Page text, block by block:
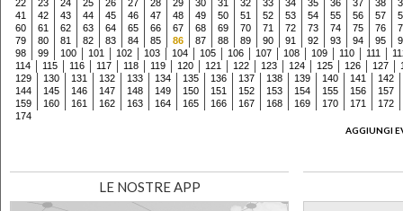
22 23 24 25 26 27 28 29 30 31 32 33 34 35 36 37 38
41
42 43 44 45 46 47 48 49 50 51 52 53 54 55 56 57
60
61 62 63 64 65 66 67 68 69 70 71 72 73 74 75 76
79
80 81 82 83 84 85 86 87 88 89 90 91 92 93 94 95
98
99 100 101 102 103 104 105 106 107 108 109 110 111
114
115 116 117 118 119 120 121 122 123 124 125 126 127
129
130 131 132 133 134 135 136 137 138 139 140 141
142
144
145 146 147 148 149 150 151 152 153 154 155 156
157
159
160 161 162 163 164 165 166 167 168 169 170 171
172
174
AGGIUNGI
LE NOSTRE APP